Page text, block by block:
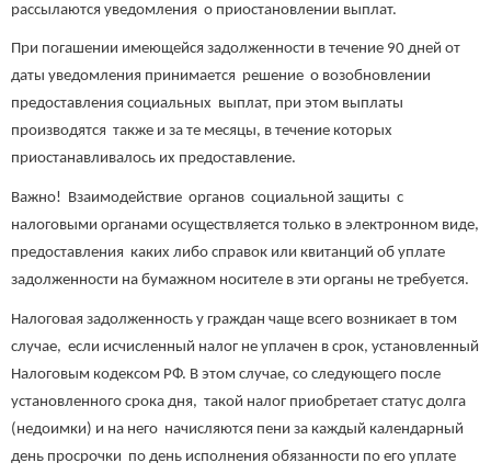
рассылаются уведомления о приостановлении выплат.
При погашении имеющейся задолженности в течение 90 дней от
даты уведомления принимается решение о возобновлении
предоставления социальных выплат, при этом выплаты
производятся также и за те месяцы, в течение которых
приостанавливалось их предоставление.
Важно! Взаимодействие органов социальной защиты с
налоговыми органами осуществляется только в электронном виде,
предоставления каких либо справок или квитанций об уплате
задолженности на бумажном носителе в эти органы не требуется.
Налоговая задолженность у граждан чаще всего возникает в том
случае, если исчисленный налог не уплачен в срок, установленный
Налоговым кодексом РФ. В этом случае, со следующего после
установленного срока дня, такой налог приобретает статус долга
(недоимки) и на него начисляются пени за каждый календарный
день просрочки по день исполнения обязанности по его уплате